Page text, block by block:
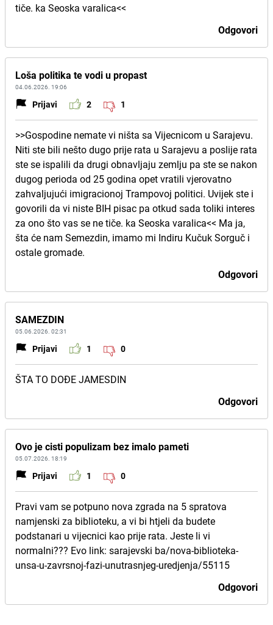
tiče. ka Seoska varalica<<
Odgovori
Loša politika te vodi u propast
04.06.2026. 19:06
Prijavi 2 1
>>Gospodine nemate vi ništa sa Vijecnicom u Sarajevu.
Niti ste bili nešto dugo prije rata u Sarajevu a poslije rata
ste se ispalili da drugi obnavljaju zemlju pa ste se nakon
dugog perioda od 25 godina opet vratili vjerovatno
zahvaljujući imigracionoj Trampovoj politici. Uvijek ste i
govorili da vi niste BIH pisac pa otkud sada toliki interes
za ono što vas se ne tiče. ka Seoska varalica<< Ma ja,
šta će nam Semezdin, imamo mi Indiru Kučuk Sorguč i
ostale gromade.
Odgovori
SAMEZDIN
05.06.2026. 02:31
Prijavi 1 0
ŠTA TO DOĐE JAMESDIN
Odgovori
Ovo je cisti populizam bez imalo pameti
05.07.2026. 18:19
Prijavi 1 0
Pravi vam se potpuno nova zgrada na 5 spratova
namjenski za biblioteku, a vi bi htjeli da budete
podstanari u vijecnici kao prije rata. Jeste li vi
normalni??? Evo link: sarajevski ba/nova-biblioteka-
unsa-u-zavrsnoj-fazi-unutrasnjeg-uredjenja/55115
Odgovori